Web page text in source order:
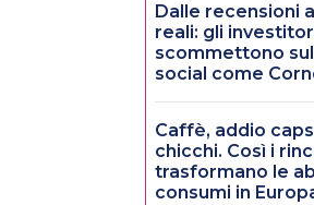
Dalle recensioni
reali: gli
scommettono
social come
Caffè, addio
chicchi. Così i
trasformano le
consumi in